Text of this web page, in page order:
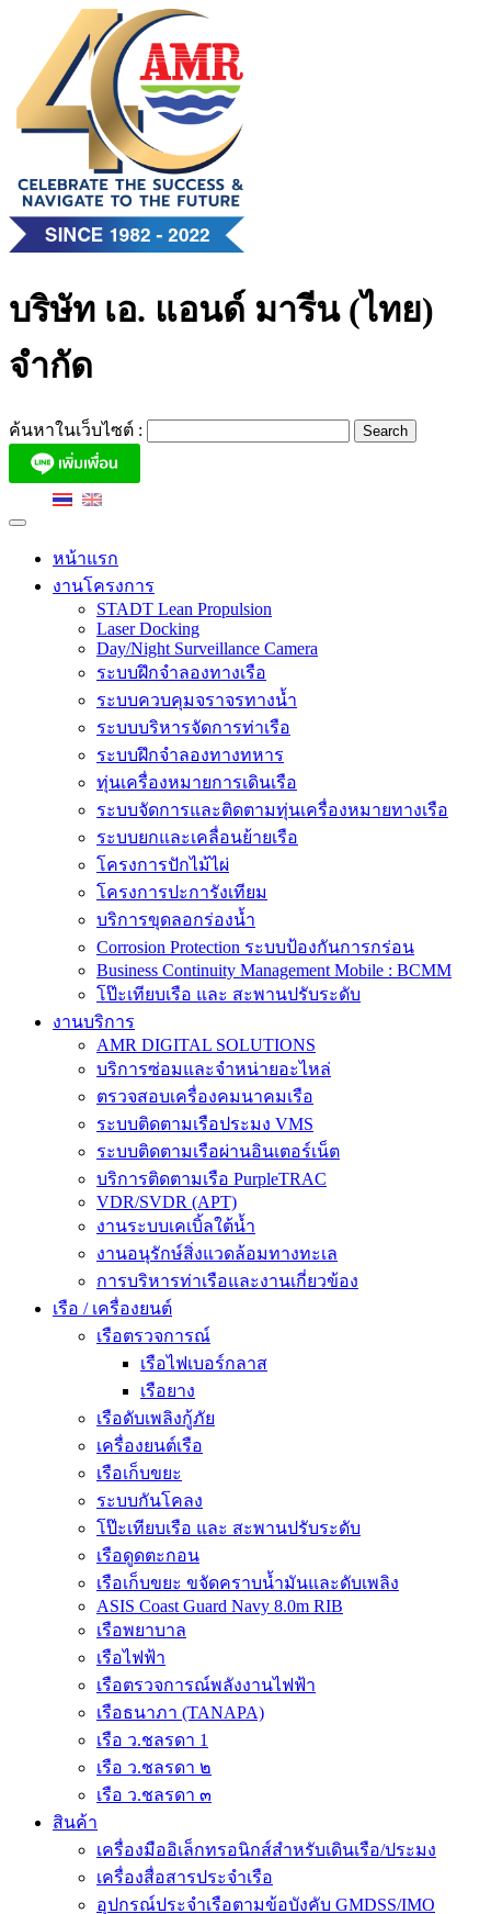
content
บริษัท เอ. แอนด์ มารีน (ไทย)
จำกัด
ค้นหาในเว็บไซต์ :
หน้าแรก
งานโครงการ
STADT Lean Propulsion
Laser Docking
Day/Night Surveillance Camera
ระบบฝึกจำลองทางเรือ
ระบบควบคุมจราจรทางน้ำ
ระบบบริหารจัดการท่าเรือ
ระบบฝึกจำลองทางทหาร
ทุ่นเครื่องหมายการเดินเรือ
ระบบจัดการและติดตามทุ่นเครื่องหมายทางเรือ
ระบบยกและเคลื่อนย้ายเรือ
โครงการปักไม้ไผ่
โครงการปะการังเทียม
บริการขุดลอกร่องน้ำ
Corrosion Protection ระบบป้องกันการกร่อน
Business Continuity Management Mobile : BCMM
โป๊ะเทียบเรือ และ สะพานปรับระดับ
งานบริการ
AMR DIGITAL SOLUTIONS
บริการซ่อมและจำหน่ายอะไหล่
ตรวจสอบเครื่องคมนาคมเรือ
ระบบติดตามเรือประมง VMS
ระบบติดตามเรือผ่านอินเตอร์เน็ต
บริการติดตามเรือ PurpleTRAC
VDR/SVDR (APT)
งานระบบเคเบิ้ลใต้น้ำ
งานอนุรักษ์สิ่งแวดล้อมทางทะเล
การบริหารท่าเรือและงานเกี่ยวข้อง
เรือ / เครื่องยนต์
เรือตรวจการณ์
เรือไฟเบอร์กลาส
เรือยาง
เรือดับเพลิงกู้ภัย
เครื่องยนต์เรือ
เรือเก็บขยะ
ระบบกันโคลง
โป๊ะเทียบเรือ และ สะพานปรับระดับ
เรือดูดตะกอน
เรือเก็บขยะ ขจัดคราบน้ำมันและดับเพลิง
ASIS Coast Guard Navy 8.0m RIB
เรือพยาบาล
เรือไฟฟ้า
เรือตรวจการณ์พลังงานไฟฟ้า
เรือธนาภา (TANAPA)
เรือ ว.ชลรดา 1
เรือ ว.ชลรดา ๒
เรือ ว.ชลรดา ๓
สินค้า
เครื่องมืออิเล็กทรอนิกส์สำหรับเดินเรือ/ประมง
เครื่องสื่อสารประจำเรือ
อุปกรณ์ประจำเรือตามข้อบังคับ GMDSS/IMO